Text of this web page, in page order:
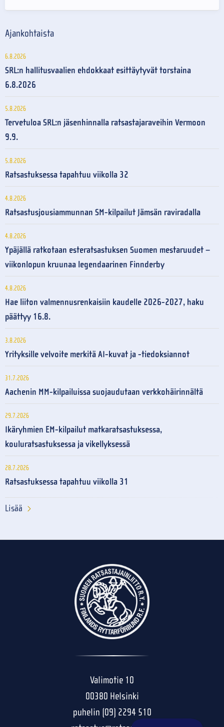
Ajankohtaista
6.8.2026
SRL:n hallitusvaalien ehdokkaat esittäytyvät torstaina
6.8.2026
5.8.2026
Tervetuloa SRL:n jäsenhinnalla ratsastajaraveihin Vermoon
9.9.
5.8.2026
Ratsastuksessa tapahtuu viikolla 32
4.8.2026
Ratsastusjousiammunnan SM-kilpailut Jämsän raviradalla
4.8.2026
Ypäjällä ratkotaan esteratsastuksen Suomen mestaruudet –
viikonlopun kruunaa legendaarinen Finnderby
4.8.2026
Hae liiton valmennusrenkaisiin kaudelle 2026-2027, haku
päättyy 16.8.
3.8.2026
Yrityksille velvoite merkitä AI-kuvat ja -tiedoksiannot
31.7.2026
Aachenin MM-kilpailuissa suojaudutaan verkkohäirinnältä
29.7.2026
Ikäryhmien EM-kilpailut matkaratsastuksessa,
kouluratsastuksessa ja vikellyksessä
28.7.2026
Ratsastuksessa tapahtuu viikolla 31
Lisää
Valimotie 10
00380 Helsinki
puhelin (09) 2294 510